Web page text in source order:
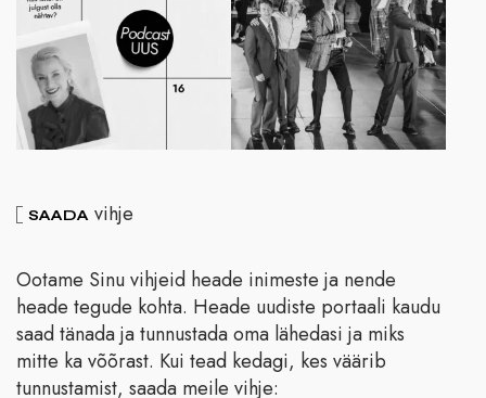
SAADA vihje
Ootame Sinu vihjeid heade inimeste ja nende
heade tegude kohta. Heade uudiste portaali kaudu
saad tänada ja tunnustada oma lähedasi ja miks
mitte ka võõrast. Kui tead kedagi, kes väärib
tunnustamist, saada meile vihje: